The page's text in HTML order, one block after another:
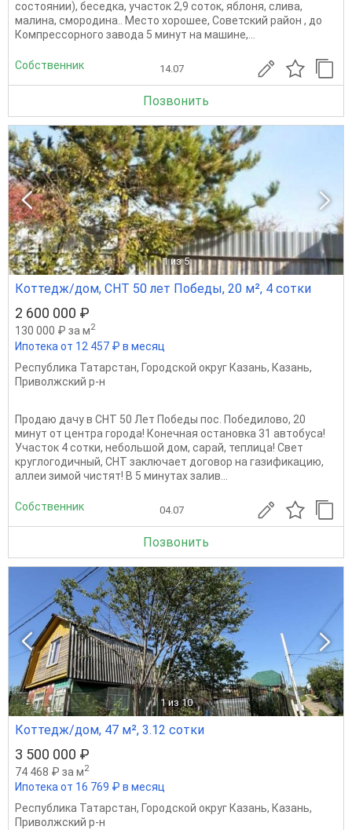
состоянии), беседка, участок 2,9 соток, яблоня, слива,
малина, смородина.. Место хорошее, Советский район , до
Компрессорного завода 5 минут на машине,...
Собственник 14.07
Позвонить
1 из 5
Коттедж/дом, СНТ 50 лет Победы, 20 м², 4 сотки
2 600 000 ₽
130 000 ₽ за м2
Ипотека от 12 457 ₽ в месяц
Республика Татарстан, Городской округ Казань, Казань,
Приволжский р-н
Продаю дачу в СНТ 50 Лет Победы пос. Победилово, 20
минут от центра города! Конечная остановка 31 автобуса!
Участок 4 сотки, небольшой дом, сарай, теплица! Свет
круглогодичный, СНТ заключает договор на газификацию,
аллеи зимой чистят! В 5 минутах залив...
Собственник 04.07
Позвонить
1 из 10
Коттедж/дом, 47 м², 3.12 сотки
3 500 000 ₽
74 468 ₽ за м2
Ипотека от 16 769 ₽ в месяц
Республика Татарстан, Городской округ Казань, Казань,
Приволжский р-н